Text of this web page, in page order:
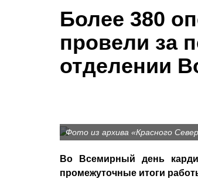
Более 380
провели за
отделении
Фото из архива «Красного
Во Всемирный день
промежуточные итоги